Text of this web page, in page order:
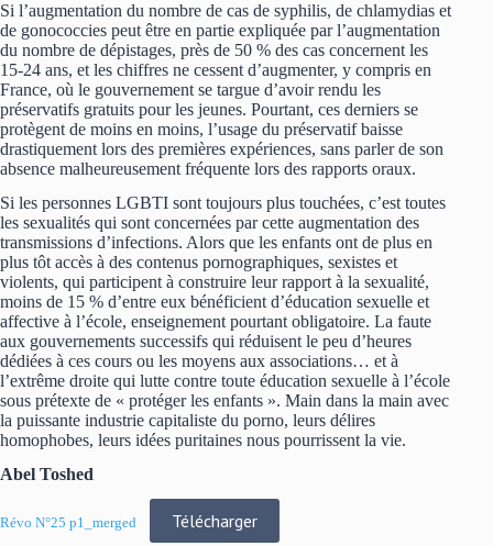
Si l’augmentation du nombre de cas de syphilis, de chlamydias et
de gonococcies peut être en partie expliquée par l’augmentation
du nombre de dépistages, près de 50 % des cas concernent les
15-24 ans, et les chiffres ne cessent d’augmenter, y compris en
France, où le gouvernement se targue d’avoir rendu les
préservatifs gratuits pour les jeunes. Pourtant, ces derniers se
protègent de moins en moins, l’usage du préservatif baisse
drastiquement lors des premières expériences, sans parler de son
absence malheureusement fréquente lors des rapports oraux.
Si les personnes LGBTI sont toujours plus touchées, c’est toutes
les sexualités qui sont concernées par cette augmentation des
transmissions d’infections. Alors que les enfants ont de plus en
plus tôt accès à des contenus pornographiques, sexistes et
violents, qui participent à construire leur rapport à la sexualité,
moins de 15 % d’entre eux bénéficient d’éducation sexuelle et
affective à l’école, enseignement pourtant obligatoire. La faute
aux gouvernements successifs qui réduisent le peu d’heures
dédiées à ces cours ou les moyens aux associations… et à
l’extrême droite qui lutte contre toute éducation sexuelle à l’école
sous prétexte de « protéger les enfants ». Main dans la main avec
la puissante industrie capitaliste du porno, leurs délires
homophobes, leurs idées puritaines nous pourrissent la vie.
Abel Toshed
Révo N°25 p1_merged Télécharger